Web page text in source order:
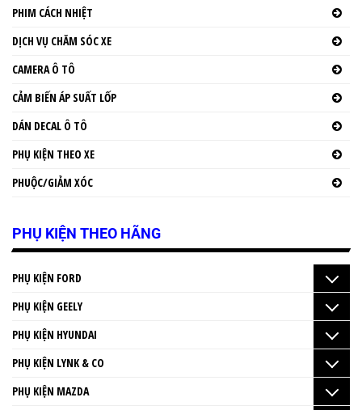
PHIM CÁCH NHIỆT
DỊCH VỤ CHĂM SÓC XE
CAMERA Ô TÔ
CẢM BIẾN ÁP SUẤT LỐP
DÁN DECAL Ô TÔ
PHỤ KIỆN THEO XE
PHUỘC/GIẢM XÓC
PHỤ KIỆN THEO HÃNG
PHỤ KIỆN FORD
PHỤ KIỆN GEELY
PHỤ KIỆN HYUNDAI
PHỤ KIỆN LYNK & CO
PHỤ KIỆN MAZDA